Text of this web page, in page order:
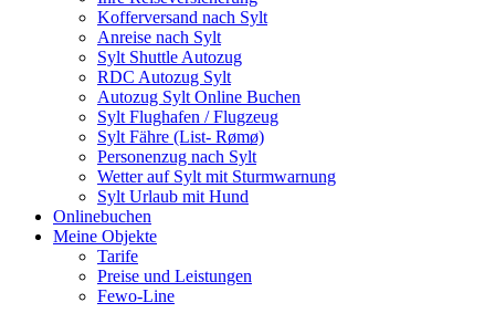
Kofferversand nach Sylt
Anreise nach Sylt
Sylt Shuttle Autozug
RDC Autozug Sylt
Autozug Sylt Online Buchen
Sylt Flughafen / Flugzeug
Sylt Fähre (List- Rømø)
Personenzug nach Sylt
Wetter auf Sylt mit Sturmwarnung
Sylt Urlaub mit Hund
Onlinebuchen
Meine Objekte
Tarife
Preise und Leistungen
Fewo-Line